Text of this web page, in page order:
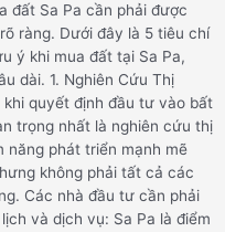
đất Sa Pa cần phải được
ràng. Dưới đây là 5 tiêu chí
ý khi mua đất tại Sa Pa,
dài. 1. Nghiên Cứu Thị
khi quyết định đầu tư vào bất
trọng nhất là nghiên cứu thị
năng phát triển mạnh mẽ
không phải tất cả các
Các nhà đầu tư cần phải
và dịch vụ: Sa Pa là điểm